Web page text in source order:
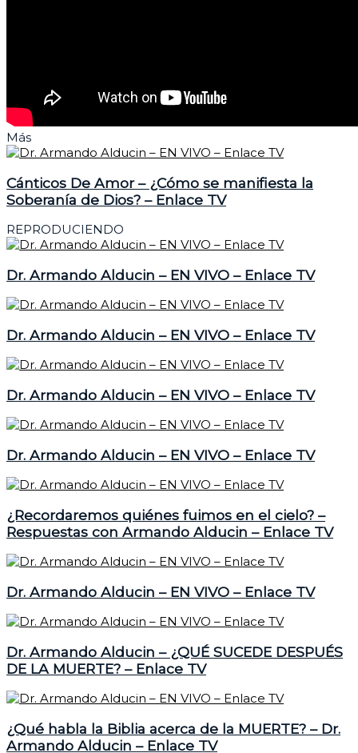
Más
Cánticos De Amor – ¿Cómo se manifiesta la
Soberanía de Dios? – Enlace TV
REPRODUCIENDO
Dr. Armando Alducin – EN VIVO – Enlace TV
Dr. Armando Alducin – EN VIVO – Enlace TV
Dr. Armando Alducin – EN VIVO – Enlace TV
Dr. Armando Alducin – EN VIVO – Enlace TV
¿Recordaremos quiénes fuimos en el cielo? –
Respuestas con Armando Alducin – Enlace TV
Dr. Armando Alducin – EN VIVO – Enlace TV
Dr. Armando Alducin – ¿QUÉ SUCEDE DESPUÉS
DE LA MUERTE? – Enlace TV
¿Qué habla la Biblia acerca de la MUERTE? – Dr.
Armando Alducin – Enlace TV